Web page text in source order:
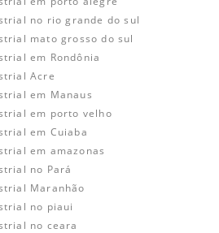
no rio grande do sul
mato grosso do sul
em Rondônia
Acre
em Manaus
em porto velho
em Cuiaba
em amazonas
no Pará
Maranhão
no piaui
no ceara